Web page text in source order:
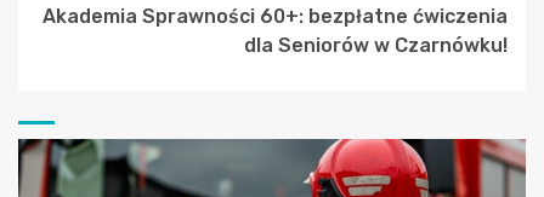
Akademia Sprawności 60+: bezpłatne ćwiczenia
dla Seniorów w Czarnówku!